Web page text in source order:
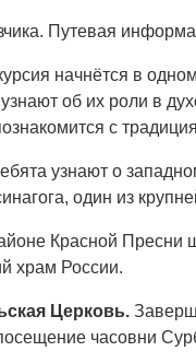
Путевая
начнётся в
об их роли в
с
узнают о
один из
Красной Пресни
храм России.
Церковь.
часовни